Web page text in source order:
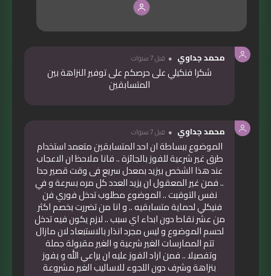
محمد جداوي قبل 7 سنوات
شكرا فنكيلي على حرصكم على توفير النزاهة بين
المتسابقين
محمد جداوي قبل 7 سنوات
الموضوع ببساطة ان احد المتسابقين متعمد استخدام
طرق غير شرعية للفوز بالجائزة .. فانا ملاحظ ان الاعجاب
عند هذا الشخص بيزيد بمعدل سريع فى وقت قصير جدا
.. فمن غير المعقول ان يزيد العدد كل مره بسرعة و في
نفس التوقيت .. الموضوع مطلوب تدخل فوري فن
فنيكلي لحماية متسابقيه .. و انا من تضررت بخصم اكثر
من عشر نقاط دون ابداء اي سبب .. لازم يكون فيه تدخل
لحسم الموضوع و ليس مجرد انذار بالاستبعاد لان مازال
تتم الممارسات الغير شرعية و الغير مقبولة جملة
وتفصيلا .. فمن اراد الفوز عليه ان يراعي الله و يفوز
بنزاهة وشرف دون اللجوء للاساليب الغير مشروعة